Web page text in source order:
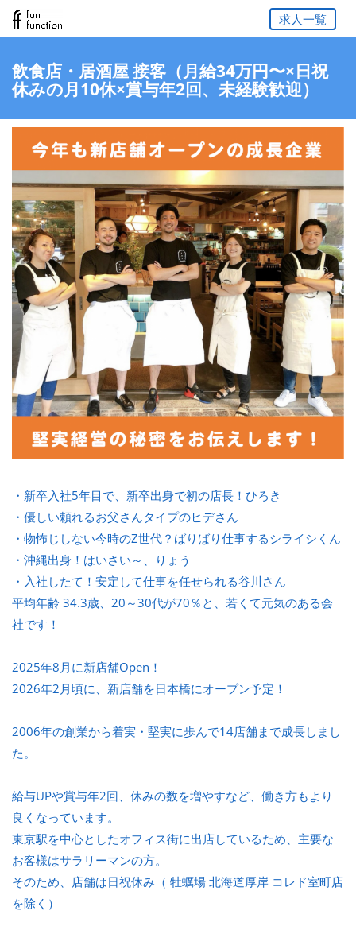
求人一覧
飲食店・居酒屋 接客（月給34万円〜×日祝
休みの月10休×賞与年2回、未経験歓迎）
・新卒入社5年目で、新卒出身で初の店長！ひろき
・優しい頼れるお父さんタイプのヒデさん
・物怖じしない今時のZ世代？ばりばり仕事するシライシくん
・沖縄出身！はいさい～、りょう
・入社したて！安定して仕事を任せられる谷川さん
平均年齢 34.3歳、20～30代が70％と、若くて元気のある会
社です！
2025年8月に新店舗Open！
2026年2月頃に、新店舗を日本橋にオープン予定！
2006年の創業から着実・堅実に歩んで14店舗まで成長しまし
た。
給与UPや賞与年2回、休みの数を増やすなど、働き方もより
良くなっています。
東京駅を中心としたオフィス街に出店しているため、主要な
お客様はサラリーマンの方。
そのため、店舗は日祝休み（ 牡蠣場 北海道厚岸 コレド室町店
を除く）